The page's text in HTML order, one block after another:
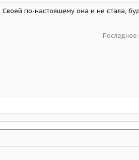
по-настоящему она и не стала,
Последнее